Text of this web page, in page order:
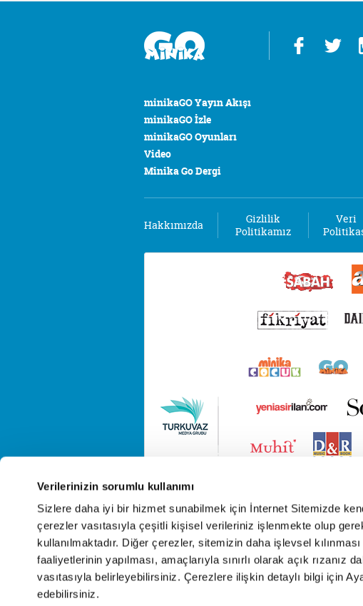
Verilerinizin sorumlu kullanımı
Sizlere daha iyi bir hizmet sunabilmek için İnternet Sitemizde
çerezler vasıtasıyla çeşitli kişisel verileriniz işlenmekte olup
kullanılmaktadır. Diğer çerezler, sitemizin daha işlevsel
faaliyetlerinin yapılması, amaçlarıyla sınırlı olarak açık
vasıtasıyla belirleyebilirsiniz. Çerezlere ilişkin detaylı bilgi için
edebilirsiniz.
minikaGO Yayın Akışı
minikaGO İzle
minikaGO Oyunları
Video
Minika Go Dergi
Hakkımızda
Gizlilik
Politikamız
Veri
Copyright ©